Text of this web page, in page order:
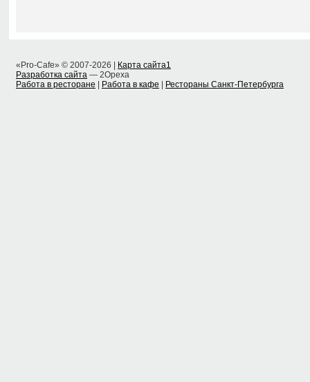
«Pro-Cafe» © 2007-2026 | Карта сайта1
Разработка сайта — 2Opexa
Работа в ресторане | Работа в кафе | Рестораны Санкт-Петербурга